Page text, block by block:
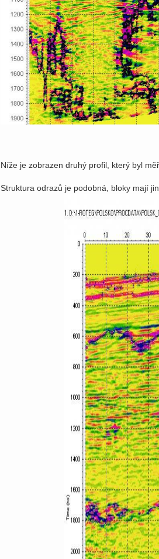
Níže je zobrazen druhý profil, který byl
Struktura odrazů je podobná, bloky mají